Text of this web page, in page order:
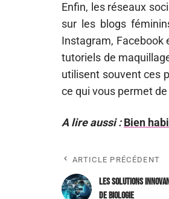
Enfin, les réseaux
sur les blogs
Instagram, Facebook
tutoriels de
utilisent souvent ces
ce qui vous permet
A lire aussi : Bien
ARTICLE PRÉCÉDENT
Les solutions
de biologie